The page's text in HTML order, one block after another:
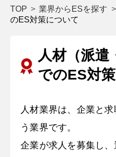
TOP 業界からESを探す
のES対策について
人材（派遣
でのES対
人材業界は、企業と
う業界です。
企業が求人を募集し